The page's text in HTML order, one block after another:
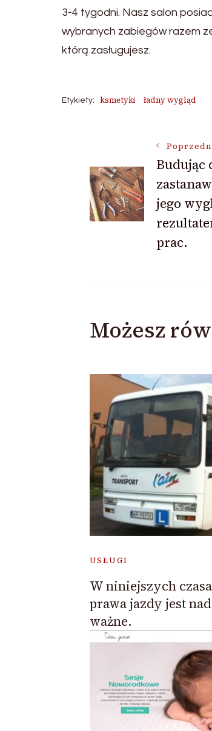
3-4 tygodni. Nasz salon
wybranych zabiegów razem
którą zasługujesz.
Etykiety: ksmetyki ładny wygląd
Nawigacja
wpisu
Budując
jego
prac.
Możesz
USŁUGI
W niniejszych
prawa jazdy jest
ważne.